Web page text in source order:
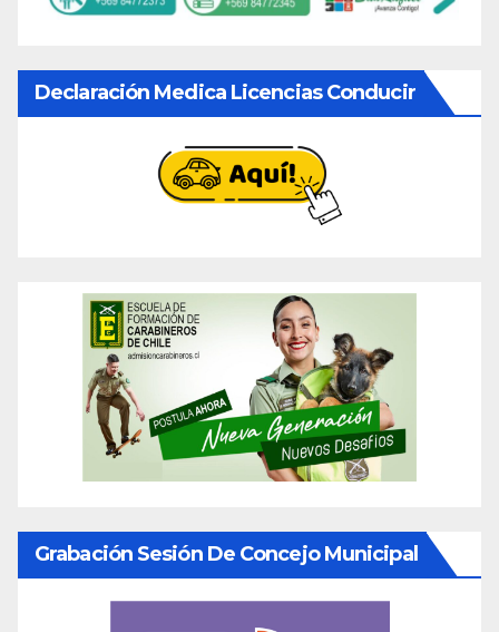
Declaración Medica Licencias Conducir
Grabación Sesión De Concejo Municipal